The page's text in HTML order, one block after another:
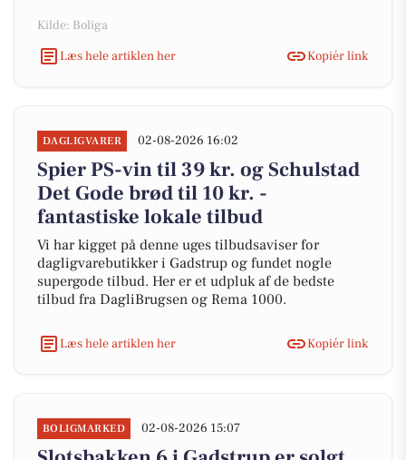
Kilde: Boliga
Læs hele artiklen her
Kopiér link
DAGLIGVARER 02-08-2026 16:02
Spier PS-vin til 39 kr. og Schulstad
Det Gode brød til 10 kr. -
fantastiske lokale tilbud
Vi har kigget på denne uges tilbudsaviser for
dagligvarebutikker i Gadstrup og fundet nogle
supergode tilbud. Her er et udpluk af de bedste
tilbud fra DagliBrugsen og Rema 1000.
Læs hele artiklen her Kopiér link
BOLIGMARKED 02-08-2026 15:07